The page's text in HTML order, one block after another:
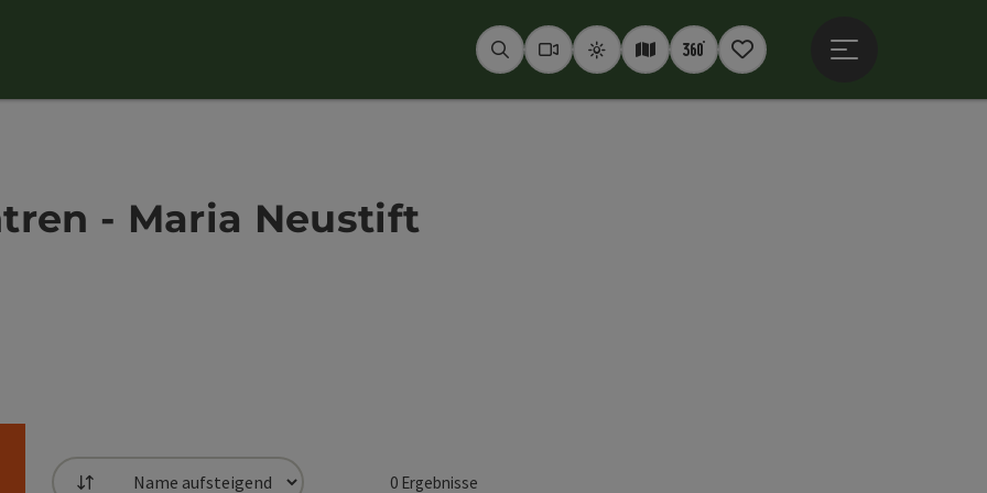
SuchenWebcams
WetterInteraktive Karte
360° Panoramen
Merkzettel
- Maria Neustift
0Ergebnisse